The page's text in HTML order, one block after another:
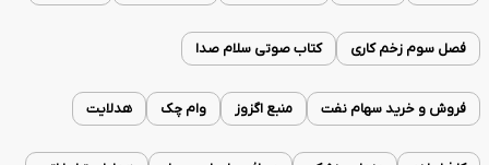
فصل سوم زخم کاری کتاب صوتی سلام صدا
فروش و خرید سهام نفت منبع اگزوز وام چک هدلایت